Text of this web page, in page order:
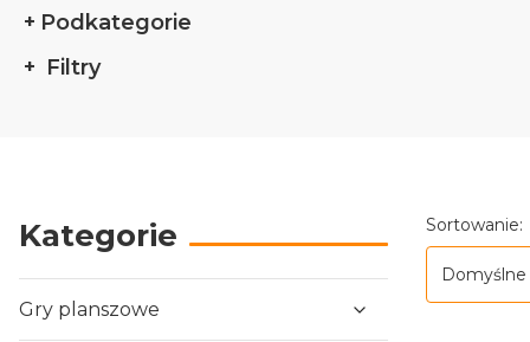
Podkategorie
Filtry
Kategorie
Gry planszowe
Lista
Sortowanie:
Domyślne